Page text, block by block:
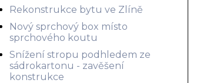
Rekonstrukce bytu ve Zlíně
Nový sprchový box místo
sprchového koutu
Snížení stropu podhledem ze
sádrokartonu - zavěšení
konstrukce